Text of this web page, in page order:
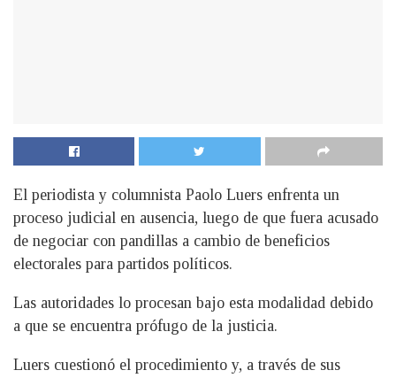
El periodista y columnista Paolo Luers enfrenta un
proceso judicial en ausencia, luego de que fuera acusado
de negociar con pandillas a cambio de beneficios
electorales para partidos políticos.
Las autoridades lo procesan bajo esta modalidad debido
a que se encuentra prófugo de la justicia.
Luers cuestionó el procedimiento y, a través de sus